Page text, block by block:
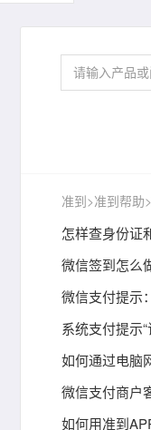
准到>准到帮助>
怎样查身份证
微信签到怎么
微信支付提示
系统支付提示
如何通过电脑
微信支付商户
如何用准到